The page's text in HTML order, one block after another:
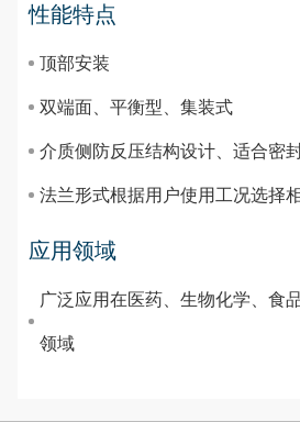
性能特点
顶部安装
双端面、平衡型、集装式
介质侧防反压结构设计、适合密
法兰形式根据用户使用工况选择
应用领域
广泛应用在医药、生物化学、食
领域